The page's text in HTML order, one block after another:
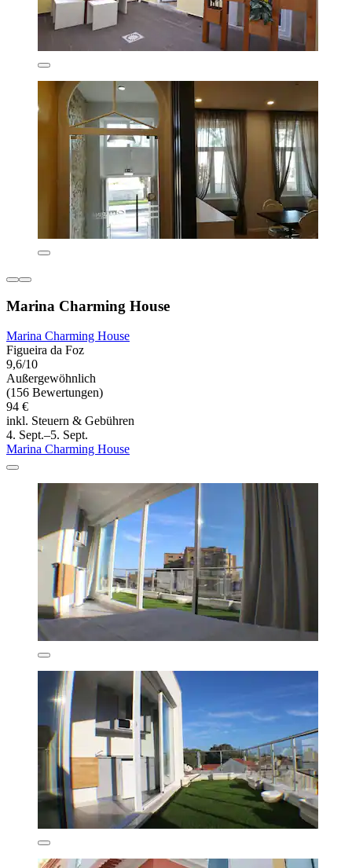
Marina Charming House
Marina Charming House
Figueira da Foz
9,6/10
Außergewöhnlich
(156 Bewertungen)
94 €
inkl. Steuern & Gebühren
4. Sept.–5. Sept.
Marina Charming House